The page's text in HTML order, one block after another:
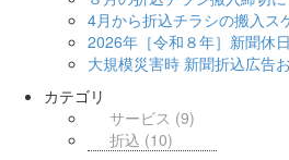
4月から折込チラシの搬入ス
2026年［令和８年］新聞休
大規模災害時 新聞折込広告
カテゴリ
サービス (9)
折込 (10)